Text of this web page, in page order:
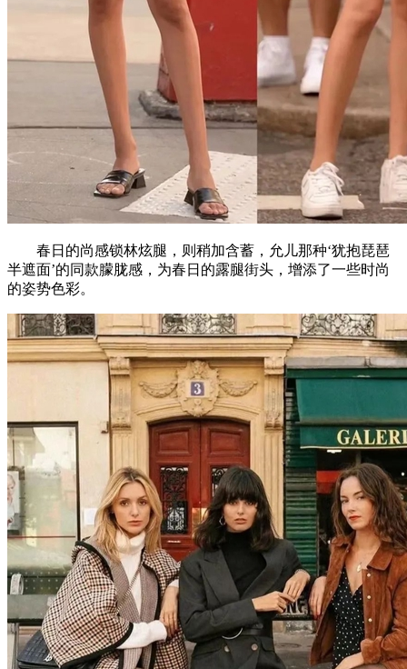
春日的尚感锁林炫腿，则稍加含蓄，允儿那种‘犹抱琵琶
半遮面’的同款朦胧感，为春日的露腿街头，增添了一些时尚
的姿势色彩。